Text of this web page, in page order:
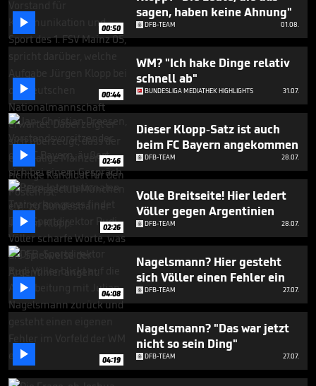
seconds
 00:50
sagen, haben keine Ahnung"
DFB-TEAM 01.08.
 00:44
WM? "Ich hake Dinge relativ
schnell ab"
BUNDESLIGA MEDIATHEK HIGHLIGHTS 31.07.
 02:46
Dieser Klopp-Satz ist auch
beim FC Bayern angekommen
DFB-TEAM 28.07.
 02:26
Volle Breitseite! Hier ledert
Völler gegen Argentinien
DFB-TEAM 28.07.
 04:08
Nagelsmann? Hier gesteht
sich Völler einen Fehler ein
DFB-TEAM 27.07.
 04:19
Nagelsmann? "Das war jetzt
nicht so sein Ding"
DFB-TEAM 27.07.